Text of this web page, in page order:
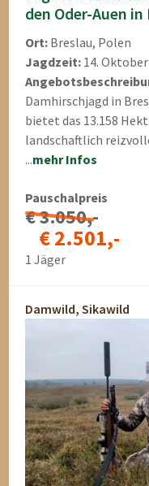
den Oder-Auen in
Ort: Breslau, Polen
Jagdzeit: 14.
Damhirschjagd in
bietet das 13.158
landschaftlich
...mehr Infos
Pauschalpreis
€ 3.050,-
€ 2.501,-
1 Jäger
Damwild, Sikawild